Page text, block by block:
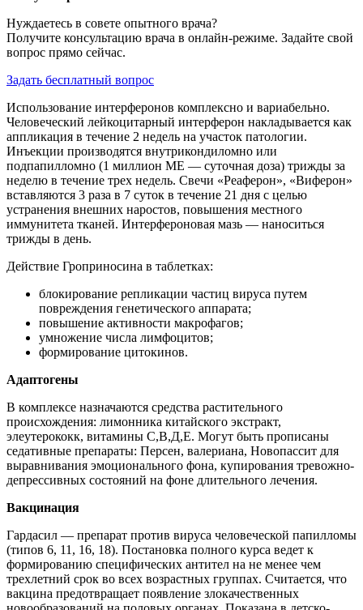
Нуждаетесь в совете опытного врача?
Получите консультацию врача в онлайн-режиме. Задайте свой
вопрос прямо сейчас.
Задать бесплатный вопрос
Использование интерферонов комплексно и вариабельно.
Человеческий лейкоцитарный интерферон накладывается как
аппликация в течение 2 недель на участок патологии.
Инъекции производятся внутрикондиломно или
подпапилломно (1 миллион ME — суточная доза) трижды за
неделю в течение трех недель. Свечи «Реаферон», «Виферон»
вставляются 3 раза в 7 суток в течение 21 дня с целью
устранения внешних наростов, повышения местного
иммунитета тканей. Интерфероновая мазь — наноситься
трижды в день.
Действие Гроприносина в таблетках:
блокирование репликации частиц вируса путем
повреждения генетического аппарата;
повышение активности макрофагов;
умножение числа лимфоцитов;
формирование цитокинов.
Адаптогены
В комплексе назначаются средства растительного
происхождения: лимонника китайского экстракт,
элеутерококк, витамины С,В,Д,Е. Могут быть прописаны
седативные препараты: Персен, валериана, Новопассит для
выравнивания эмоционального фона, купирования тревожно-
депрессивных состояний на фоне длительного лечения.
Вакцинация
Гардасил — препарат против вируса человеческой папилломы
(типов 6, 11, 16, 18). Постановка полного курса ведет к
формированию специфических антител на не менее чем
трехлетний срок во всех возрастных группах. Считается, что
вакцина предотвращает появление злокачественных